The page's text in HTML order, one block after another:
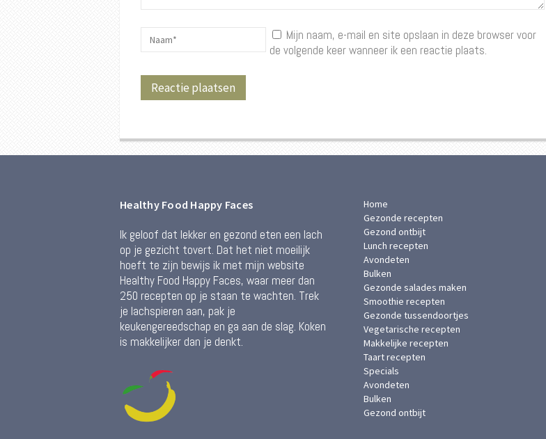
Mijn naam, e-mail en site opslaan in deze browser voor
de volgende keer wanneer ik een reactie plaats.
Healthy Food Happy Faces
Ik geloof dat lekker en gezond eten een lach
op je gezicht tovert. Dat het niet moeilijk
hoeft te zijn bewijs ik met mijn website
Healthy Food Happy Faces, waar meer dan
250 recepten op je staan te wachten. Trek
je lachspieren aan, pak je
keukengereedschap en ga aan de slag. Koken
is makkelijker dan je denkt.
Home
Gezonde recepten
Gezond ontbijt
Lunch recepten
Avondeten
Bulken
Gezonde salades maken
Smoothie recepten
Gezonde tussendoortjes
Vegetarische recepten
Makkelijke recepten
Taart recepten
Specials
Avondeten
Bulken
Gezond ontbijt